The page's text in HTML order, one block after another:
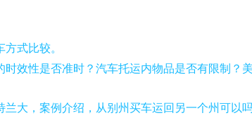
方式比较。
时效性是否准时 ？汽车托运内物品是否有限制？
兰大，案例介绍 ，从别 州买车运回另一个州可以